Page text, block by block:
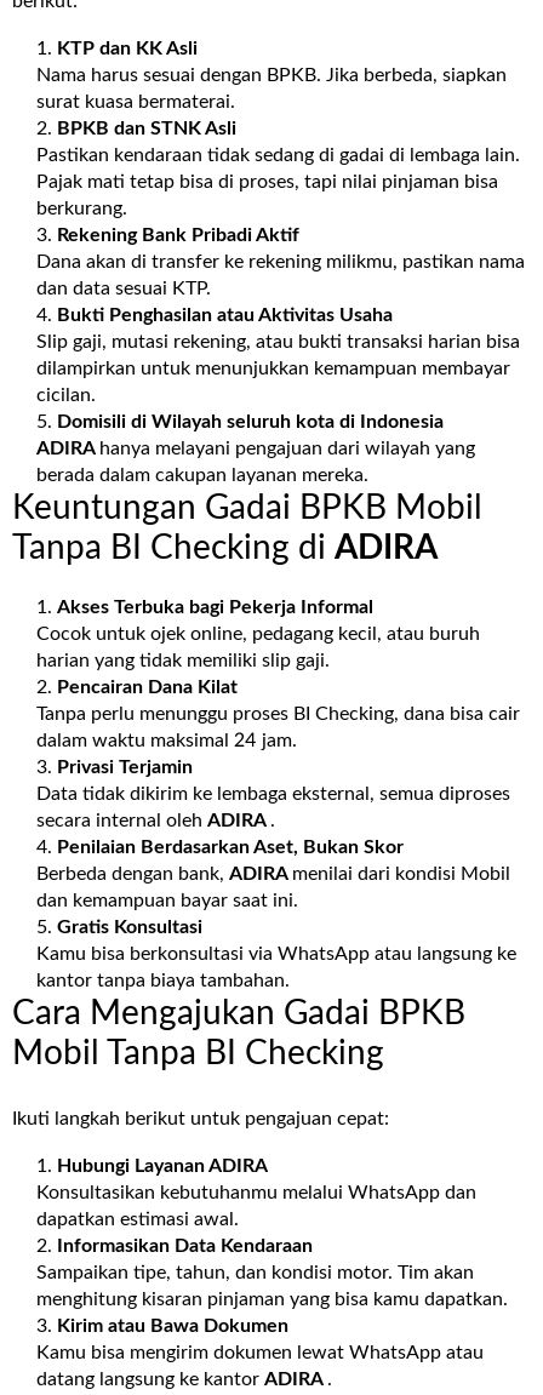
KTP dan KK Asli
Nama harus sesuai dengan BPKB. Jika berbeda, siapkan
surat kuasa bermaterai.
BPKB dan STNK Asli
Pastikan kendaraan tidak sedang di gadai di lembaga lain.
Pajak mati tetap bisa di proses, tapi nilai pinjaman bisa
berkurang.
Rekening Bank Pribadi Aktif
Dana akan di transfer ke rekening milikmu, pastikan nama
dan data sesuai KTP.
Bukti Penghasilan atau Aktivitas Usaha
Slip gaji, mutasi rekening, atau bukti transaksi harian bisa
dilampirkan untuk menunjukkan kemampuan membayar
cicilan.
Domisili di Wilayah seluruh kota di Indonesia
ADIRA hanya melayani pengajuan dari wilayah yang
berada dalam cakupan layanan mereka.
Keuntungan Gadai BPKB Mobil
Tanpa BI Checking di ADIRA
Akses Terbuka bagi Pekerja Informal
Cocok untuk ojek online, pedagang kecil, atau buruh
harian yang tidak memiliki slip gaji.
Pencairan Dana Kilat
Tanpa perlu menunggu proses BI Checking, dana bisa cair
dalam waktu maksimal 24 jam.
Privasi Terjamin
Data tidak dikirim ke lembaga eksternal, semua diproses
secara internal oleh ADIRA .
Penilaian Berdasarkan Aset, Bukan Skor
Berbeda dengan bank, ADIRA menilai dari kondisi Mobil
dan kemampuan bayar saat ini.
Gratis Konsultasi
Kamu bisa berkonsultasi via WhatsApp atau langsung ke
kantor tanpa biaya tambahan.
Cara Mengajukan Gadai BPKB
Mobil Tanpa BI Checking
Ikuti langkah berikut untuk pengajuan cepat:
Hubungi LayananADIRA
Konsultasikan kebutuhanmu melalui WhatsApp dan
dapatkan estimasi awal.
Informasikan Data Kendaraan
Sampaikan tipe, tahun, dan kondisi motor. Tim akan
menghitung kisaran pinjaman yang bisa kamu dapatkan.
Kirim atau Bawa Dokumen
Kamu bisa mengirim dokumen lewat WhatsApp atau
datang langsung ke kantor ADIRA .